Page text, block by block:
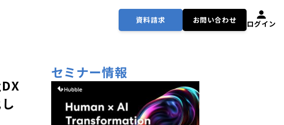
資料請求 お問い合わせ ログイン
セミナー情報